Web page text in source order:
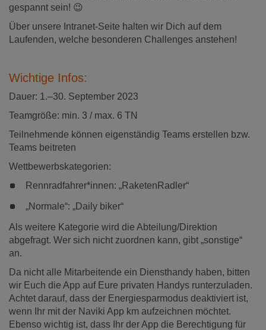
gespannt sein! 😉
Über unsere Intranet-Seite halten wir Dich auf dem
Laufenden, welche besonderen Challenges anstehen!
Wichtige Infos:
Dauer: 1.–30. September 2023
Teamgröße: min. 3 / max. 6 TN
Teilnehmende können eigenständig Teams erstellen bzw.
Teams beitreten
Wettbewerbskategorien:
Rennradfahrer*innen: „RaketenRadler“
„Normale“: „Daily biker“
Als weitere Kategorie wird die Abteilung/Direktion
abgefragt. Wer sich nicht zuordnen kann, gibt „sonstige“
an.
Da nicht alle Mitarbeitende ein Diensthandy haben, bitten
wir Euch die App auf Eure privaten Handys runterzuladen.
Achtet darauf, dass der Energiesparmodus deaktiviert ist,
wenn Ihr mit der Naviki App km aufzeichnen möchtet.
Ebenso wichtig ist, dass Ihr der App die Berechtigung für